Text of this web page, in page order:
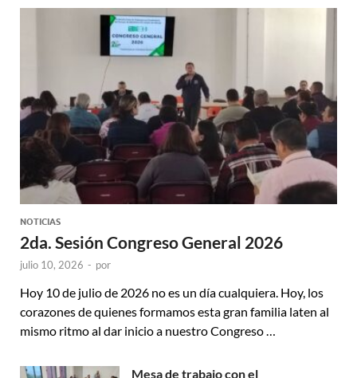
NOTICIAS
2da. Sesión Congreso General 2026
julio 10, 2026 - por
Hoy 10 de julio de 2026 no es un día cualquiera. Hoy, los
corazones de quienes formamos esta gran familia laten al
mismo ritmo al dar inicio a nuestro Congreso …
Mesa de trabajo con el